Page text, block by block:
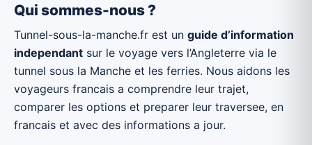
Qui sommes-nous ?
Tunnel-sous-la-manche.fr est un guide d’information
independant sur le voyage vers l’Angleterre via le
tunnel sous la Manche et les ferries. Nous aidons les
voyageurs francais a comprendre leur trajet,
comparer les options et preparer leur traversee, en
francais et avec des informations a jour.